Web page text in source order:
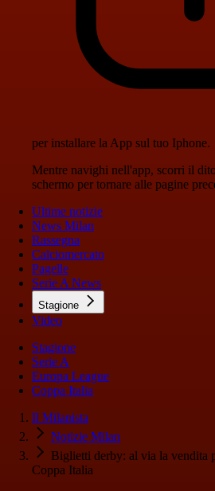
per installare la App sul tuo Iphone.
Mentre navighi nell'app, scorri il
schermo per tornare alle pagine
Ultime notizie
News Milan
Rassegna
Calciomercato
Pagelle
Serie A News
Stagione
Video
Stagione
Serie A
Europa League
Coppa Italia
Il Milanista
Notizie Milan
Biglietti derby: al via la vendita
Coppa Italia